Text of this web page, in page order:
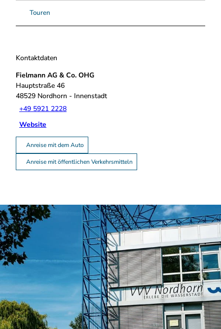
Touren
Kontaktdaten
Fielmann AG & Co. OHG
Hauptstraße 46
48529 Nordhorn - Innenstadt
+49 5921 2228
Website
Anreise mit dem Auto
Anreise mit öffentlichen Verkehrsmitteln